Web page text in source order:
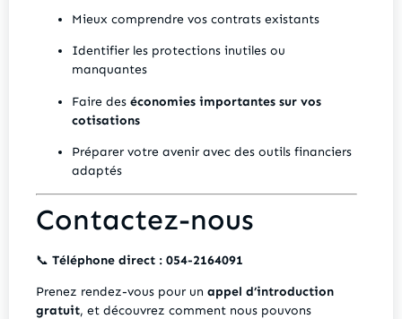
Mieux comprendre vos contrats existants
Identifier les protections inutiles ou
manquantes
Faire des économies importantes sur vos
cotisations
Préparer votre avenir avec des outils financiers
adaptés
Contactez-nous
📞 Téléphone direct : 054-2164091
Prenez rendez-vous pour un appel d’introduction
gratuit, et découvrez comment nous pouvons